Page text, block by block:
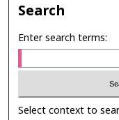
Search
Enter search terms:
Select context to